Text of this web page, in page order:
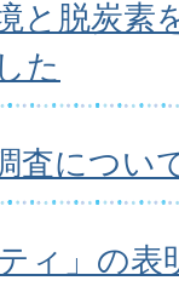
と脱炭素
た
査につい
ィ」の